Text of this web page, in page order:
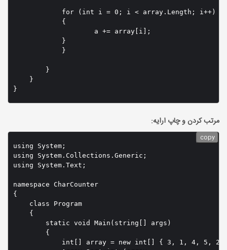
            for (int i = 0; i < array.Length; i++)
            {
                    a += array[i];
            }
            }
        }
    }
}
مرتب کردن و چاپ ارایه:
using System;
using System.Collections.Generic;
using System.Text;
namespace CharCounter
{
    class Program
    {
        static void Main(string[] args)
        {
int[] array = new int[] { 3, 1, 4, 5, 2
copy